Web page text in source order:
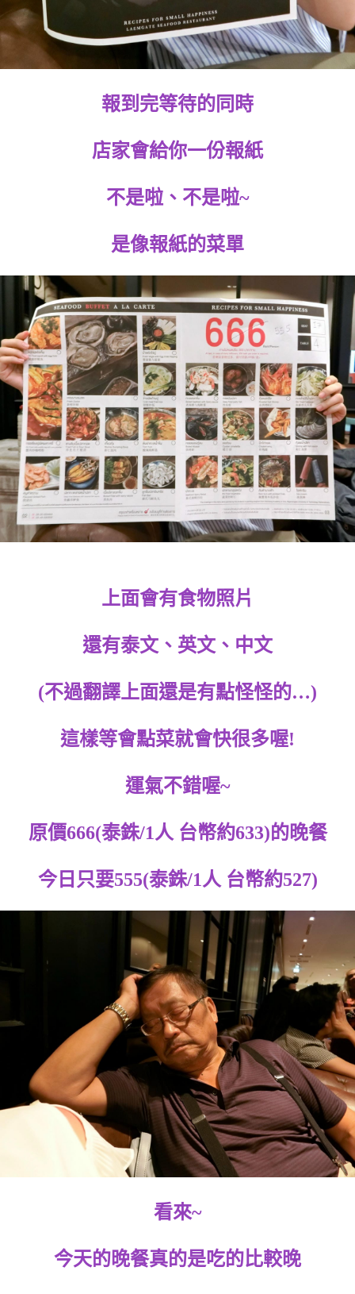
報到完等待的同時
店家會給你一份報紙
不是啦、不是啦~
是像報紙的菜單
上面會有食物照片
還有泰文、英文、中文
(不過翻譯上面還是有點怪怪的…)
這樣等會點菜就會快很多喔!
運氣不錯喔~
原價666(泰銖/1人 台幣約633)的晚餐
今日只要555(泰銖/1人 台幣約527)
看來~
今天的晚餐真的是吃的比較晚